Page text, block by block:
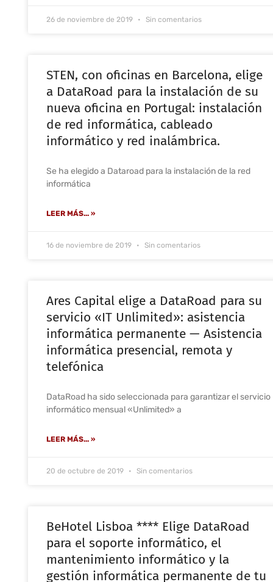
26 de noviembre de 2019 Sin comentarios
STEN, con oficinas en Barcelona, elige
a DataRoad para la instalación de su
nueva oficina en Portugal: instalación
de red informática, cableado
informático y red inalámbrica.
Se ha elegido a Dataroad para la instalación de la red
informática
LEER MÁS... »
16 de noviembre de 2019 Sin comentarios
Ares Capital elige a DataRoad para su
servicio «IT Unlimited»: asistencia
informática permanente — Asistencia
informática presencial, remota y
telefónica
DataRoad ha sido seleccionada para garantizar el servicio
informático mensual «Unlimited» a
LEER MÁS... »
20 de octubre de 2019 Sin comentarios
BeHotel Lisboa **** Elige DataRoad
para el soporte informático, el
mantenimiento informático y la
gestión informática permanente de tu